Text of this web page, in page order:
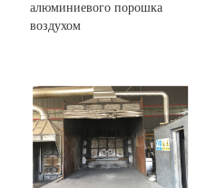
алюминиевого порошка
воздухом